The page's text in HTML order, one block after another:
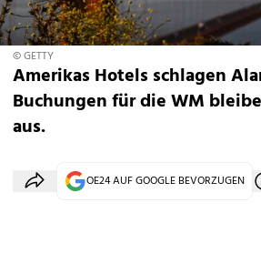
© GETTY
Amerikas Hotels schlagen
Buchungen für die WM
aus.
OE24 AUF GOOGLE BEVORZUGEN